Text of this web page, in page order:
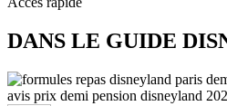
DANS LE GUIDE